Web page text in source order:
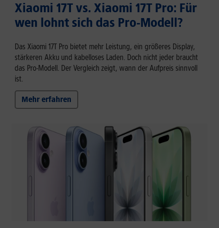
Xiaomi 17T vs. Xiaomi 17T Pro: Für
wen lohnt sich das Pro-Modell?
Das Xiaomi 17T Pro bietet mehr Leistung, ein größeres Display,
stärkeren Akku und kabelloses Laden. Doch nicht jeder braucht
das Pro-Modell. Der Vergleich zeigt, wann der Aufpreis sinnvoll
ist.
Mehr erfahren